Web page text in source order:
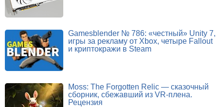
Gamesblender № 786: «честный» Unity 7,
игры за рекламу от Xbox, четыре Fallout
и криптокражи в Steam
Moss: The Forgotten Relic — сказочный
сборник, сбежавший из VR-плена.
Рецензия